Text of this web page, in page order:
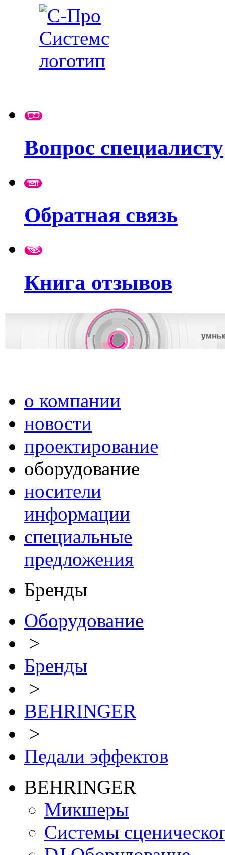
Вопрос специалисту
Обратная связь
Книга отзывов
о компании
новости
проектирование
оборудование
носители
информации
специальные
предложения
Бренды
Оборудование
>
Бренды
>
BEHRINGER
>
Педали эффектов
BEHRINGER
Микшеры
Системы